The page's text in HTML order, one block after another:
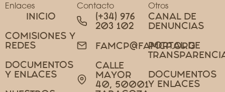
Enlaces
INICIO
COMISIONES Y
REDES
DOCUMENTOS
Y ENLACES
Contacto
(+34) 976
203 102
FAMCP@FAMCP.ORG
CALLE
MAYOR
40, 50001
Otros
CANAL DE
DENUNCIAS
PORTAL DE
DOCUMENTOS
Y ENLACES